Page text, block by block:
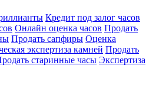
Кредит под залог часов
Онлайн оценка часов Продать
Продать сапфиры Оценка
экспертиза камней Продать
старинные часы Экспертиза